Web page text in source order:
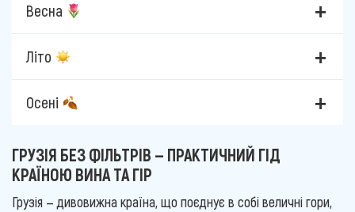
Весна
Літо
Осені
ГРУЗІЯ БЕЗ ФІЛЬТРІВ — ПРАКТИЧНИЙ ГІД
КРАЇНОЮ ВИНА ТА ГІР
Грузія — дивовижна країна, що поєднує в собі величні гори,